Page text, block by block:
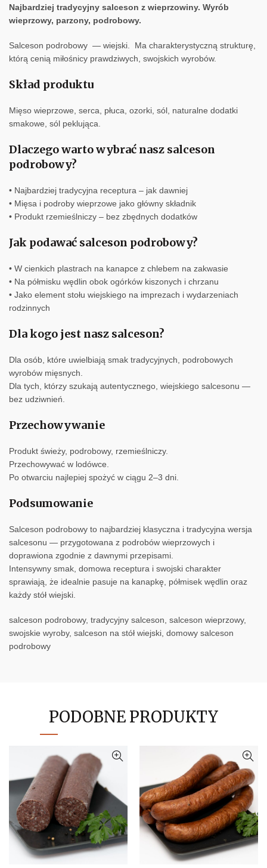
Najbardziej tradycyjny salceson z wieprzowiny. Wyrób
wieprzowy, parzony, podrobowy.
Salceson podrobowy — wiejski. Ma charakterystyczną strukturę,
którą cenią miłośnicy prawdziwych, swojskich wyrobów.
Skład produktu
Mięso wieprzowe, serca, płuca, ozorki, sól, naturalne dodatki
smakowe, sól peklująca.
Dlaczego warto wybrać nasz salceson
podrobowy?
• Najbardziej tradycyjna receptura – jak dawniej
• Mięsa i podroby wieprzowe jako główny składnik
• Produkt rzemieślniczy – bez zbędnych dodatków
Jak podawać salceson podrobowy?
• W cienkich plastrach na kanapce z chlebem na zakwasie
• Na półmisku wędlin obok ogórków kiszonych i chrzanu
• Jako element stołu wiejskiego na imprezach i wydarzeniach
rodzinnych
Dla kogo jest nasz salceson?
Dla osób, które uwielbiają smak tradycyjnych, podrobowych
wyrobów mięsnych.
Dla tych, którzy szukają autentycznego, wiejskiego salcesonu —
bez udziwnień.
Przechowywanie
Produkt świeży, podrobowy, rzemieślniczy.
Przechowywać w lodówce.
Po otwarciu najlepiej spożyć w ciągu 2–3 dni.
Podsumowanie
Salceson podrobowy to najbardziej klasyczna i tradycyjna wersja
salcesonu — przygotowana z podrobów wieprzowych i
doprawiona zgodnie z dawnymi przepisami.
Intensywny smak, domowa receptura i swojski charakter
sprawiają, że idealnie pasuje na kanapkę, półmisek wędlin oraz
każdy stół wiejski.
salceson podrobowy, tradycyjny salceson, salceson wieprzowy,
swojskie wyroby, salceson na stół wiejski, domowy salceson
podrobowy
PODOBNE PRODUKTY